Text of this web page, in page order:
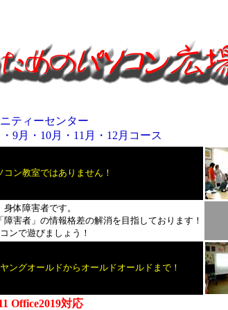
ティーセンター
9月・10月・11月・12月コース
ン教室ではありません！
体障害者です。
者」の情報格差の解消を目指しております！
ンで遊びましょう！
ングオールドからオールドオールドまで！
Office2019対応